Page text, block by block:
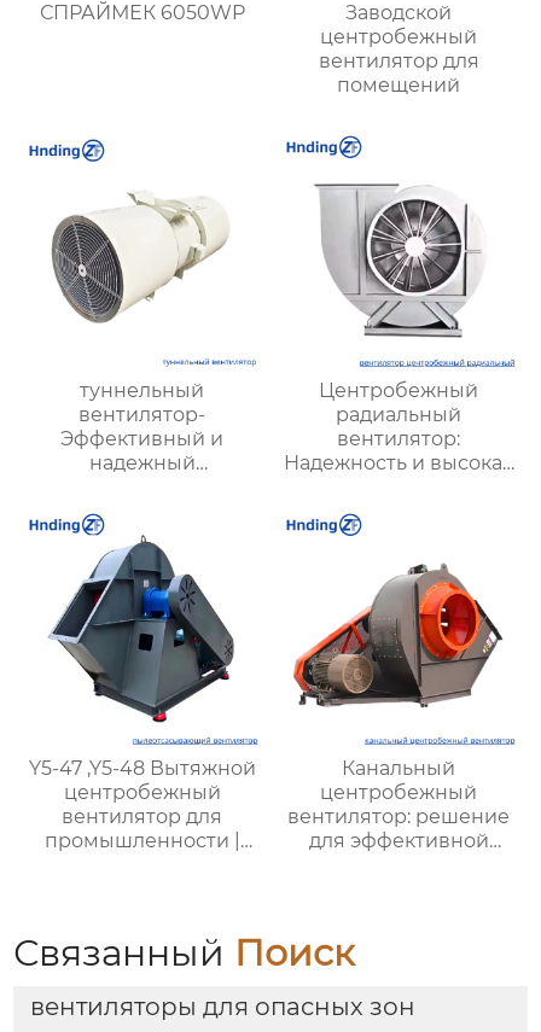
СПРАЙМЕК 6050WP
Заводской
центробежный
вентилятор для
помещений
туннельный
вентилятор-
Эффективный и
надежный
вентилятор SDS и
туннельный осевой
вентилятор SDF —
идеальное решение
для туннельной
вентиляции.
Центробежный
радиальный
вентилятор:
Надежность и высокая
для промышленной
вентиляции и
охлаждения
Y5-47 ,Y5-48 Вытяжной
центробежный
вентилятор для
промышленности |
системы удаления
пыли и газа | Для всех
Канальный
центробежный
вентилятор: решение
для эффективной
Связанный Поиск
вентиляторы для опасных зон